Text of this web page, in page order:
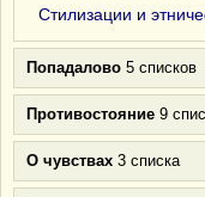
Стилизации и
Попадалово 5 списков
Противостояние 9
О чувствах 3 списка